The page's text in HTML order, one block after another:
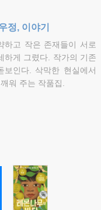
정, 이야기
하고 작은 존재들이 서로
하게 그렸다. 작가의 기존
인다. 삭막한 현실에서
워 주는 작품집.